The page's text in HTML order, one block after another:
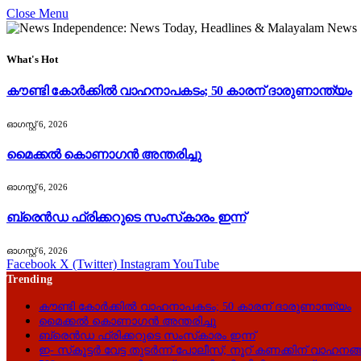
Close Menu
What's Hot
കൗണ്ടി കോർക്കിൽ വാഹനാപകടം; 50 കാരന് ദാരുണാന്ത്യം
ഓഗസ്റ്റ്‌ 6, 2026
മൈക്കൽ കൊണാഗൻ അന്തരിച്ചു
ഓഗസ്റ്റ്‌ 6, 2026
ബ്രെൻഡ ഫ്രിക്കറുടെ സംസ്‌കാരം ഇന്ന്
ഓഗസ്റ്റ്‌ 6, 2026
Facebook X (Twitter) InstagramYouTube
Trending
കൗണ്ടി കോർക്കിൽ വാഹനാപകടം; 50 കാരന് ദാരുണാന്ത്യം
മൈക്കൽ കൊണാഗൻ അന്തരിച്ചു
ബ്രെൻഡ ഫ്രിക്കറുടെ സംസ്‌കാരം ഇന്ന്
ഇ- സ്‌കൂട്ടർ വേട്ട തുടർന്ന് പോലീസ്; നൂറ് കണക്കിന്